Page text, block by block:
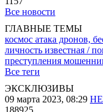
Все новости
ГЛАВНЫЕ ТЕМЫ
космос атака дронов,
личность известная /
преступления
Все теги
ЭКСКЛЮЗИВЫ
09 марта 2023, 08:29
188925